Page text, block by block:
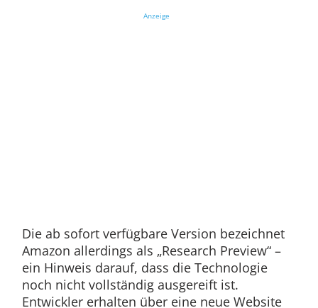
Anzeige
Die ab sofort verfügbare Version bezeichnet
Amazon allerdings als „Research Preview“ –
ein Hinweis darauf, dass die Technologie
noch nicht vollständig ausgereift ist.
Entwickler erhalten über eine neue Website